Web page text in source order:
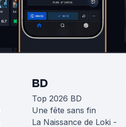
BD
Top 2026 BD
Une fête sans fin
La Naissance de Loki -